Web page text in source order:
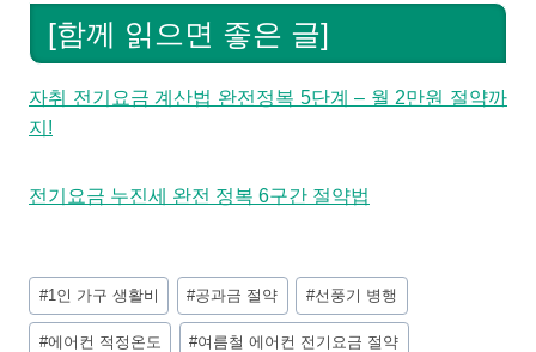
[함께 읽으면 좋은 글]
자취 전기요금 계산법 완전정복 5단계 – 월 2만원 절약까
지!
전기요금 누진세 완전 정복 6구간 절약법
Post
Tags:
#1인 가구 생활비 #공과금 절약 #선풍기 병행
#에어컨 적정온도 #여름철 에어컨 전기요금 절약